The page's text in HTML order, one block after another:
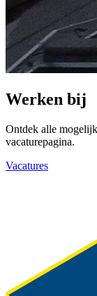
Werken bij
Ontdek alle
vacaturepagina.
Vacatures